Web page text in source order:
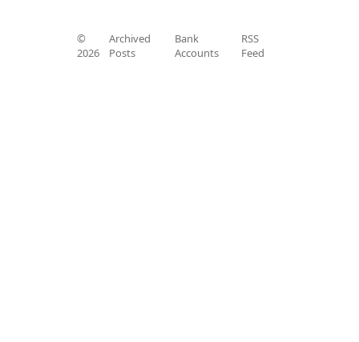
©
2026
Archived
Posts
Bank
Accounts
RSS
Feed